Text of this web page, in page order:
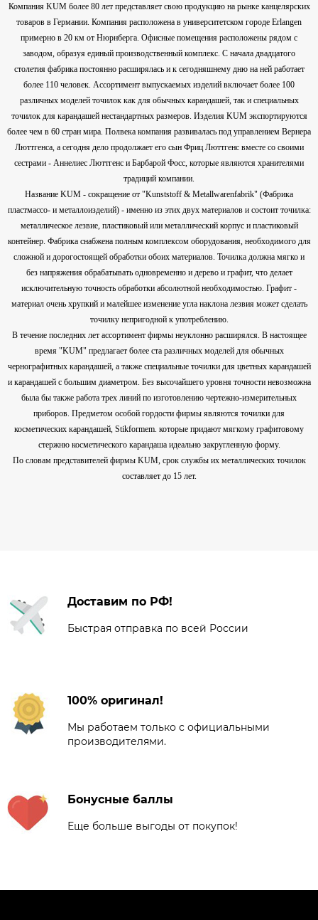
Компания KUM более 80 лет представляет свою продукцию на рынке канцелярских
товаров в Германии. Компания расположена в университетском городе Erlangen
примерно в 20 км от Нюрнберга. Офисные помещения расположены рядом с
заводом, образуя единый производственный комплекс. С начала двадцатого
столетия фабрика постоянно расширялась и к сегодняшнему дню на ней работает
более 110 человек. Ассортимент выпускаемых изделий включает более 100
различных моделей точилок как для обычных карандашей, так и специальных
точилок для карандашей нестандартных размеров. Изделия KUM экспортируются
более чем в 60 стран мира. Полвека компания развивалась под управлением Вернера
Люттгенса, а сегодня дело продолжает его сын Фриц Люттгенс вместе со своими
сестрами - Аннелиес Люттгенс и Барбарой Фосс, которые являются хранителями
традиций компании.
Название KUM - сокращение от "Kunststoff & Metallwarenfabrik" (Фабрика
пластмассо- и металлоизделий) - именно из этих двух материалов и состоит точилка:
металлическое лезвие, пластиковый или металлический корпус и пластиковый
контейнер. Фабрика снабжена полным комплексом оборудования, необходимого для
сложной и дорогостоящей обработки обоих материалов. Точилка должна мягко и
без напряжения обрабатывать одновременно и дерево и графит, что делает
исключительную точность обработки абсолютной необходимостью. Графит -
материал очень хрупкий и малейшее изменение угла наклона лезвия может сделать
точилку непригодной к употреблению.
В течение последних лет ассортимент фирмы неуклонно расширялся. В настоящее
время "KUM" предлагает более ста различных моделей для обычных
чернографитных карандашей, а также специальные точилки для цветных карандашей
и карандашей с большим диаметром. Без высочайшего уровня точности невозможна
была бы также работа трех линий по изготовлению чертежно-измерительных
приборов. Предметом особой гордости фирмы являются точилки для
косметических карандашей, Stikformem. которые придают мягкому графитовому
стержню косметического карандаша идеально закругленную форму.
По словам представителей фирмы KUM, срок службы их металлических точилок
составляет до 15 лет.
Доставим по РФ!
Быстрая отправка по всей России
100% оригинал!
Мы работаем только с официальными
производителями.
Бонусные баллы
Еще больше выгоды от покупок!